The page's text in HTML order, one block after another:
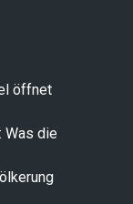
öffnet
Was die